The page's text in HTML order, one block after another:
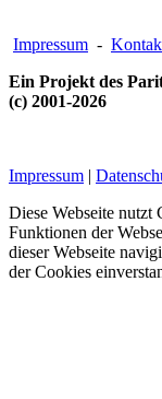
Impressum -
Ein Projekt des
(c) 2001-2026
Impressum |
Diese Webseite nutzt
Funktionen der
dieser Webseite
der Cookies